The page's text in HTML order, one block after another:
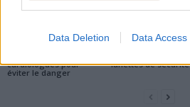
Data Deletion Data Access
cardiologues pour
éviter le danger
Santé
Éclipse du 12 août :
lunettes de sécurité